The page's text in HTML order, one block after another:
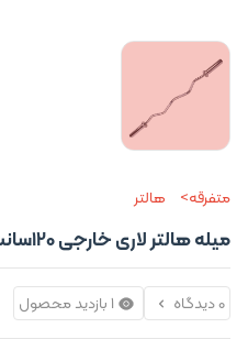
متفرقه هالتر
میله هالتر لاری خارجی 120سانت
0 دیدگاه 1 بازدید محصول